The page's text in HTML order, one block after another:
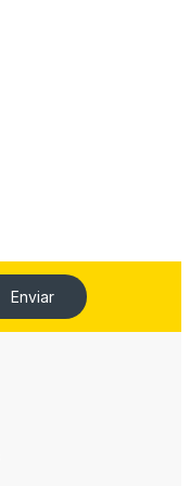
Enviar